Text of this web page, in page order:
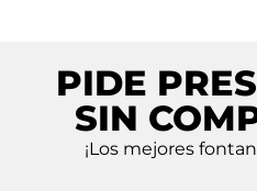
PIDE
SIN
¡Los mejores